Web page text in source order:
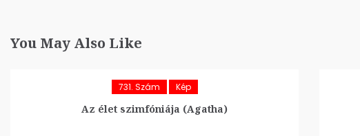
You May Also Like
731. Szám Kép
Az élet szimfóniája (Agatha)